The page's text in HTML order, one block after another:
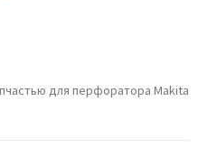
для перфоратора Makita